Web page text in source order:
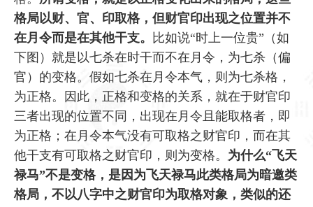
格局以财、官、印取格，但财官印出现之位置并不
在月令而是在其他干支。
比如说“时上一位贵”（如
下图）就是以七杀在时干而不在月令，为七杀（偏
官）的变格。假如七杀在月令本气，则为七杀格，
为正格。因此，正格和变格的关系，就在于财官印
三者出现的位置不同，出现在月令且能取格者，即
为正格；在月令本气没有可取格之财官印，而在其
他干支有可取格之财官印，则为变格。 为什么“飞天
禄马”不是变格，是因为飞天禄马此类格局为暗邀类
格局，不以八字中之财官印为取格对象，类似的还